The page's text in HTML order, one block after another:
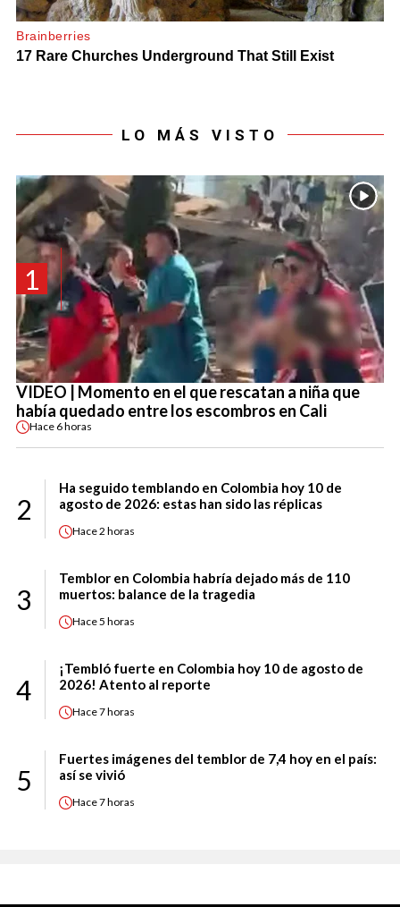
LO MÁS VISTO
1
VIDEO | Momento en el que rescatan a niña que
había quedado entre los escombros en Cali
Hace 6 horas
2
Ha seguido temblando en Colombia hoy 10 de
agosto de 2026: estas han sido las réplicas
Hace2 horas
3
Temblor en Colombia habría dejado más de 110
muertos: balance de la tragedia
Hace5 horas
4
¡Tembló fuerte en Colombia hoy 10 de agosto de
2026! Atento al reporte
Hace7 horas
5
Fuertes imágenes del temblor de 7,4 hoy en el país:
así se vivió
Hace7 horas